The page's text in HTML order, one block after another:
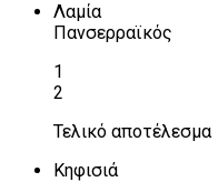
Λαμία
Πανσερραϊκός
1
2
Τελικό αποτέλεσμα
Κηφισιά